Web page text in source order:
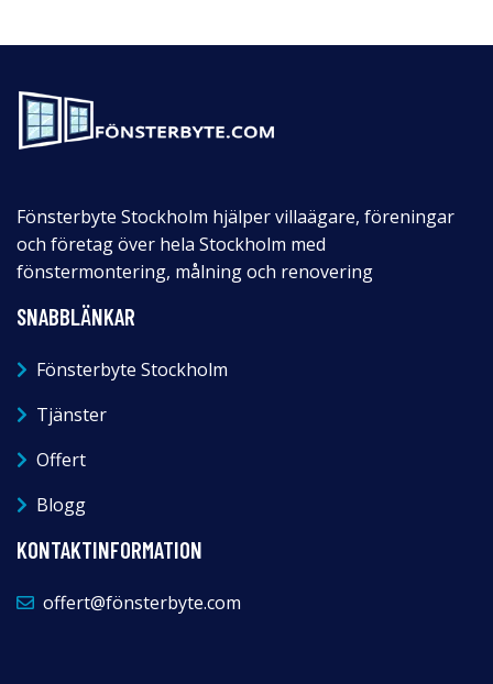
Fönsterbyte Stockholm hjälper villaägare, föreningar
och företag över hela Stockholm med
fönstermontering, målning och renovering
SNABBLÄNKAR
Fönsterbyte Stockholm
Tjänster
Offert
Blogg
KONTAKTINFORMATION
offert@fönsterbyte.com